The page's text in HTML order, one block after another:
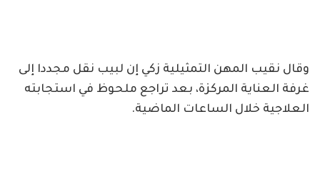
وقال نقيب المهن التمثيلية زكي إن لبيب نقل مجددا إلى
غرفة العناية المركزة، بعد تراجع ملحوظ في استجابته
العلاجية خلال الساعات الماضية.